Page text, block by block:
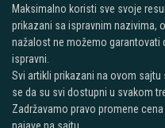
Maksimalno koristi sve svoje
prikazani sa ispravnim nazivima,
nažalost ne možemo garantovati
ispravni.
Svi artikli prikazani na ovom
se da su svi dostupni u svakom
Zadržavamo pravo promene